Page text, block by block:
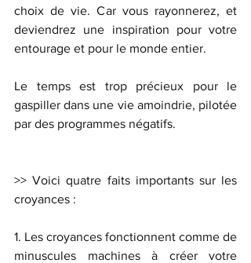
choix de vie. Car vous rayonnerez, et
deviendrez une inspiration pour votre
entourage et pour le monde entier.
Le temps est trop précieux pour le
gaspiller dans une vie amoindrie, pilotée
par des programmes négatifs.
>> Voici quatre faits importants sur les
croyances :
1. Les croyances fonctionnent comme de
minuscules machines à créer votre